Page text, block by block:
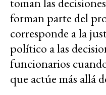
forman parte del
corresponde a la
político a las
funcionarios
que actúe más allá